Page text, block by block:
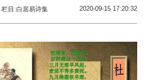
栏目:白居易诗集 2020-09-15 17:20:32